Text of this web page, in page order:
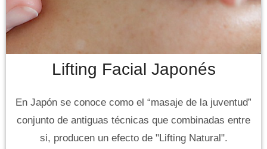
Lifting Facial Japonés
En Japón se conoce como el “masaje de la juventud”
conjunto de antiguas técnicas que combinadas entre
si, producen un efecto de "Lifting Natural".